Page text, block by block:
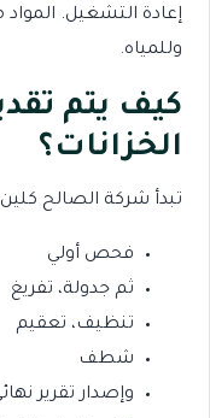
إعادة التشغيل. المواد
وللمياه.
كيف يتم
الخزانات؟
تبدأ شركة الصالح كلين 0569882420 بخدمة
فحص أولي
ثم جدولة، تفريغ
تنظيف، تعقيم
شطف
وإصدار تقرير